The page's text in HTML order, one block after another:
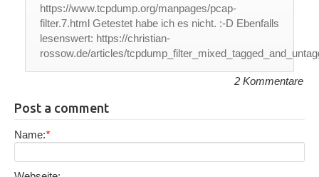
https://www.tcpdump.org/manpages/pcap-
filter.7.html Getestet habe ich es nicht. :-D Ebenfalls
lesenswert: https://christian-
rossow.de/articles/
2 Kommentare
Post a comment
Name:*